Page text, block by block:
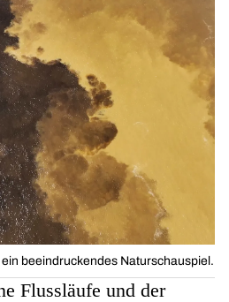
beeindruckendes Naturschauspiel.
Flussläufe und der